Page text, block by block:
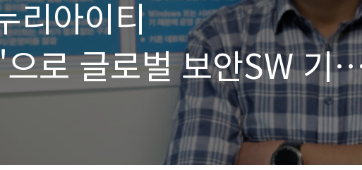
리아이티
로 글로벌 보안SW 기